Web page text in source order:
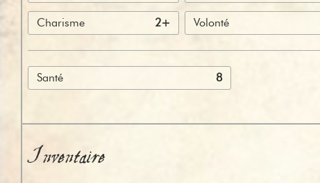
Charisme 2+ Volonté
Santé 8
Inventaire